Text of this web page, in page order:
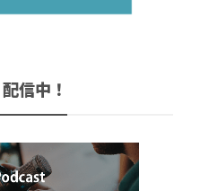
信中！